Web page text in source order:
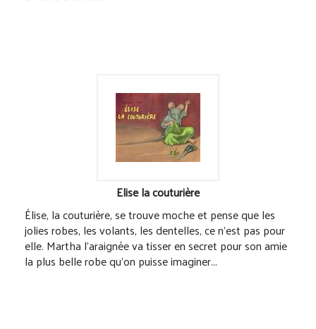
Elise la couturière
Élise, la couturière, se trouve moche et pense que les
jolies robes, les volants, les dentelles, ce n'est pas pour
elle. Martha l'araignée va tisser en secret pour son amie
la plus belle robe qu'on puisse imaginer...